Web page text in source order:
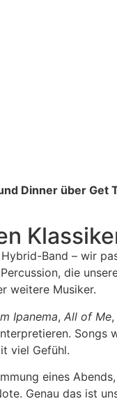
Dinner über
Band – wir
die
weitere Musiker.
Ipanema, All of Me,
Songs
viel Gefühl.
eines
Genau das ist